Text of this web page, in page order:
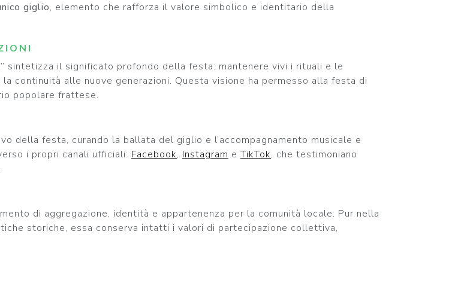
giglio, elemento che rafforza il valore simbolico e identitario della
sintetizza il significato profondo della festa: mantenere vivi i rituali e le
continuità alle nuove generazioni. Questa visione ha permesso alla festa di
popolare frattese.
della festa, curando la ballata del giglio e l’accompagnamento musicale e
i propri canali ufficiali: Facebook, Instagram eTikTok, che testimoniano
di aggregazione, identità e appartenenza per la comunità locale. Pur nella
storiche, essa conserva intatti i valori di partecipazione collettiva,